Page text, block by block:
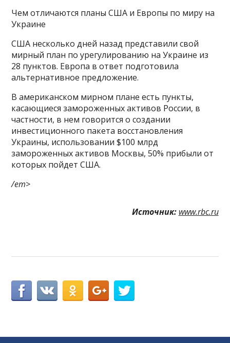
Чем отличаются планы США и Европы по миру на
Украине
США несколько дней назад представили свой
мирный план по урегулированию на Украине из
28 пунктов. Европа в ответ подготовила
альтернативное предложение.
В американском мирном плане есть пункты,
касающиеся замороженных активов России, в
частности, в нем говорится о создании
инвестиционного пакета восстановления
Украины, использовании $100 млрд
замороженных активов Москвы, 50% прибыли от
которых пойдет США.
/em>
Источник: www.rbc.ru